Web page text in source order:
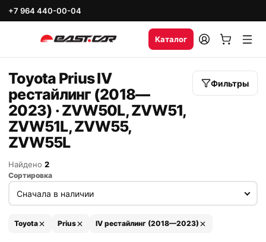
+7 964 440-00-04
Каталог
Toyota Prius IV
рестайлинг (2018—
2023) · ZVW50L, ZVW51,
ZVW51L, ZVW55,
ZVW55L
Фильтры
Найдено 2
Сортировка
Toyota Prius IV рестайлинг (2018—2023)